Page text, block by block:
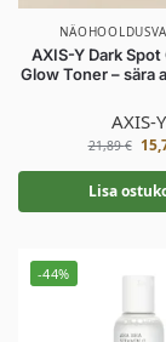
AXIS-Y Dark
Glow Toner – sära
AXIS-Y
21,89€
Lisa
-44%